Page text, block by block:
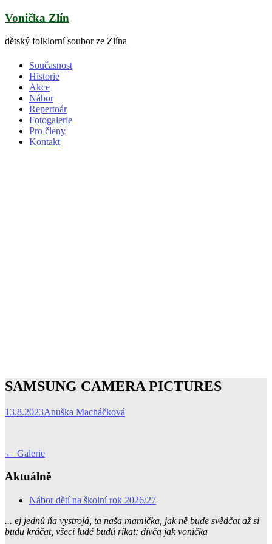
Skip
content
Vonička Zlín
dětský folklorní soubor ze Zlína
Současnost
Historie
Akce
Nábor
Repertoár
Fotogalerie
Pro členy
Kontakt
SAMSUNG CAMERA PICTURES
13.8.2023Anuška Macháčková
Post
← Galerie
Aktuálně
Nábor dětí na školní rok 2026/27
... ej jednú ňa vystrojá, ta naša mamička, jak ně bude svědčat až si
budu kráčat, všecí ludé budú ríkat: dívča jak vonička